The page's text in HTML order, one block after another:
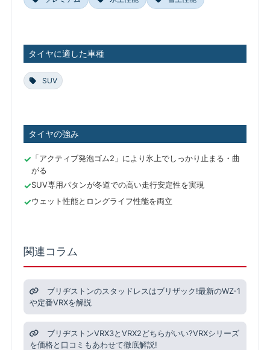
タイヤに適した車種
SUV
タイヤの強み
「アクティブ発泡ゴム2」により氷上でしっかり止まる・曲
がる
SUV専用パタンが冬道での高い走行安定性を実現
ウェット性能とロングライフ性能を両立
関連コラム
ブリヂストンのスタッドレスはブリザック!最新のWZ-1
や定番VRXを解説
ブリヂストンVRX3とVRX2どちらがいい?VRXシリーズ
を価格と口コミもあわせて徹底解説!